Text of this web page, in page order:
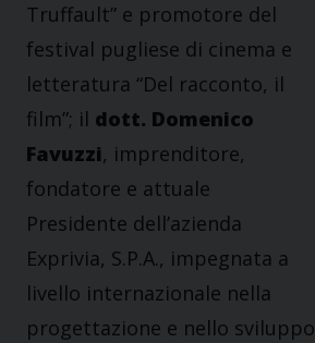
Truffault” e promotore del
festival pugliese di cinema e
letteratura “Del racconto, il
film”; il dott. Domenico
Favuzzi, imprenditore,
fondatore e attuale
Presidente dell’azienda
Exprivia, S.P.A., impegnata a
livello internazionale nella
progettazione e nello sviluppo